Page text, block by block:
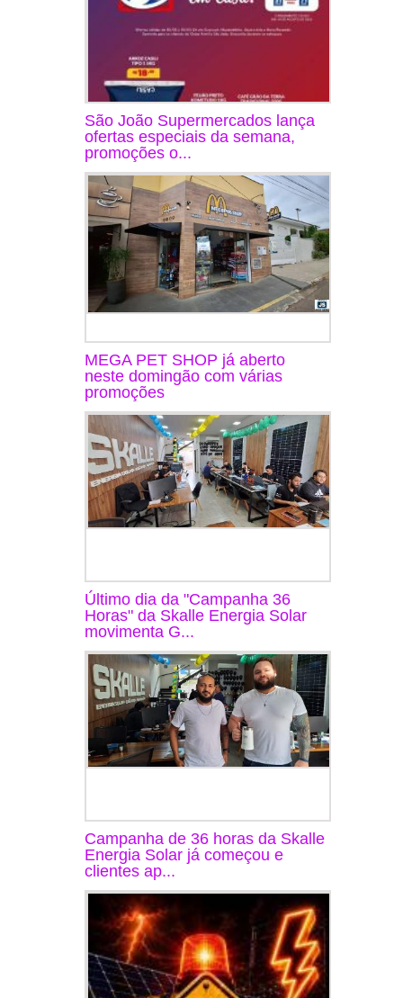
São João Supermercados lança
ofertas especiais da semana,
promoções o...
MEGA PET SHOP já aberto
neste domingão com várias
promoções
Último dia da "Campanha 36
Horas" da Skalle Energia Solar
movimenta G...
Campanha de 36 horas da Skalle
Energia Solar já começou e
clientes ap...